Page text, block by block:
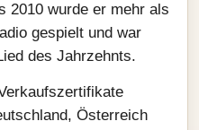
2010 wurde er mehr als
gespielt und war
des Jahrzehnts.
Österreich